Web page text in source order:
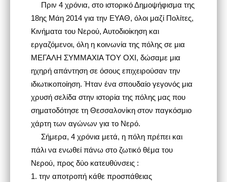
Πριν 4 χρόνια, στο ιστορικό Δημοψήφισμα της
18ης Μάη 2014 για την ΕΥΑΘ, όλοι μαζί Πολίτες,
Κινήματα του Νερού, Αυτοδιοίκηση και
εργαζόμενοι, όλη η κοινωνία της πόλης σε μια
ΜΕΓΑΛΗ ΣΥΜΜΑΧΙΑ ΤΟΥ ΟΧΙ, δώσαμε μια
ηχηρή απάντηση σε όσους επιχειρούσαν την
ιδιωτικοποίηση. Ήταν ένα σπουδαίο γεγονός μια
χρυσή σελίδα στην ιστορία της πόλης μας που
σηματοδότησε τη Θεσσαλονίκη στον παγκόσμιο
χάρτη των αγώνων για το Νερό.
Σήμερα, 4 χρόνια μετά, η πόλη πρέπει και
πάλι να ενωθεί πάνω στο ζωτικό θέμα του
Νερού, προς δύο κατευθύνσεις :
1. την αποτροπή κάθε προσπάθειας